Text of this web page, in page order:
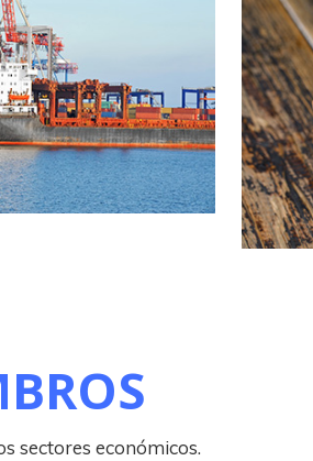
sectores económicos.